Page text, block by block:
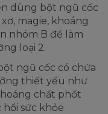
dùng bột ngũ cốc
magie, khoáng
nhóm B để làm
loại 2.
ngũ cốc có chứa
thiết yếu như
chất phốt
sức khỏe